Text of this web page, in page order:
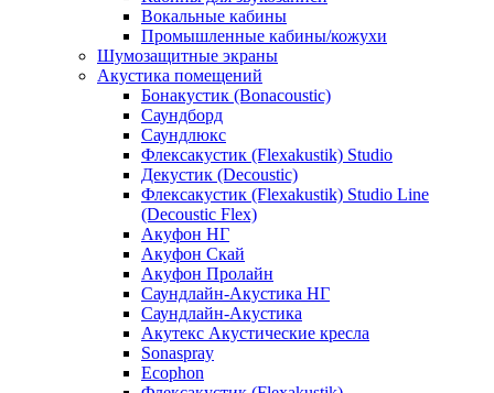
Вокальные кабины
Промышленные кабины/кожухи
Шумозащитные экраны
Акустика помещений
Бонакустик (Bonacoustic)
Саундборд
Саундлюкс
Флексакустик (Flexakustik) Studio
Декустик (Decoustic)
Флексакустик (Flexakustik) Studio Line
(Decoustic Flex)
Акуфон НГ
Акуфон Скай
Акуфон Пролайн
Саундлайн-Акустика НГ
Саундлайн-Акустика
Акутекс Акустические кресла
Sonaspray
Ecophon